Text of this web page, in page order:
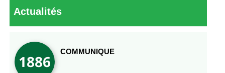
Actualités
COMMUNIQUE